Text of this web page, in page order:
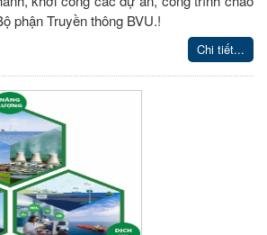
phận Truyền thông BVU.!
Chi tiết...